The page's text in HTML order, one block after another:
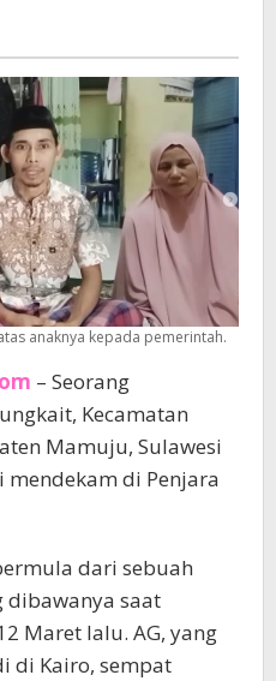
Mendekam
di
Penjara
Kairo
anaknya kepada pemerintah.
– Seorang
Kecamatan
Mamuju, Sulawesi
mendekam di Penjara
dari sebuah
dibawanya saat
Maret lalu. AG, yang
di Kairo, sempat